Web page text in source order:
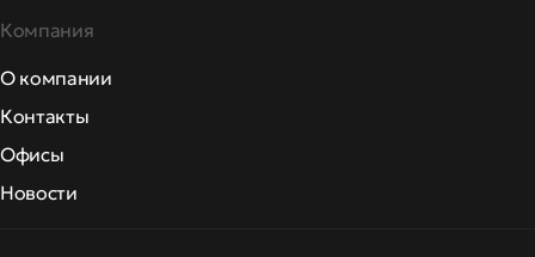
Компания
О компании
Контакты
Офисы
Новости